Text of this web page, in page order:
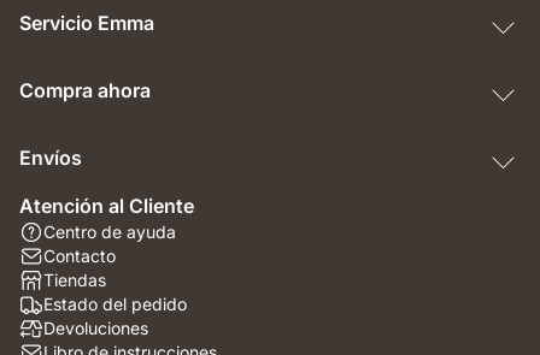
Servicio Emma
Compra ahora
Envíos
Atención al Cliente
Centro de ayuda
Contacto
Tiendas
Estado del pedido
Devoluciones